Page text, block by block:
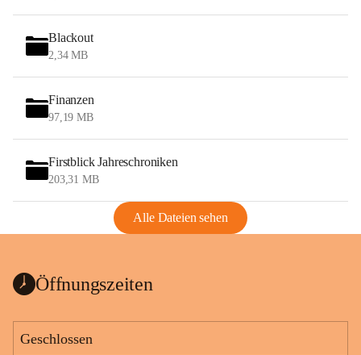
Blackout
2,34 MB
Finanzen
97,19 MB
Firstblick Jahreschroniken
203,31 MB
Alle Dateien sehen
Öffnungszeiten
Geschlossen